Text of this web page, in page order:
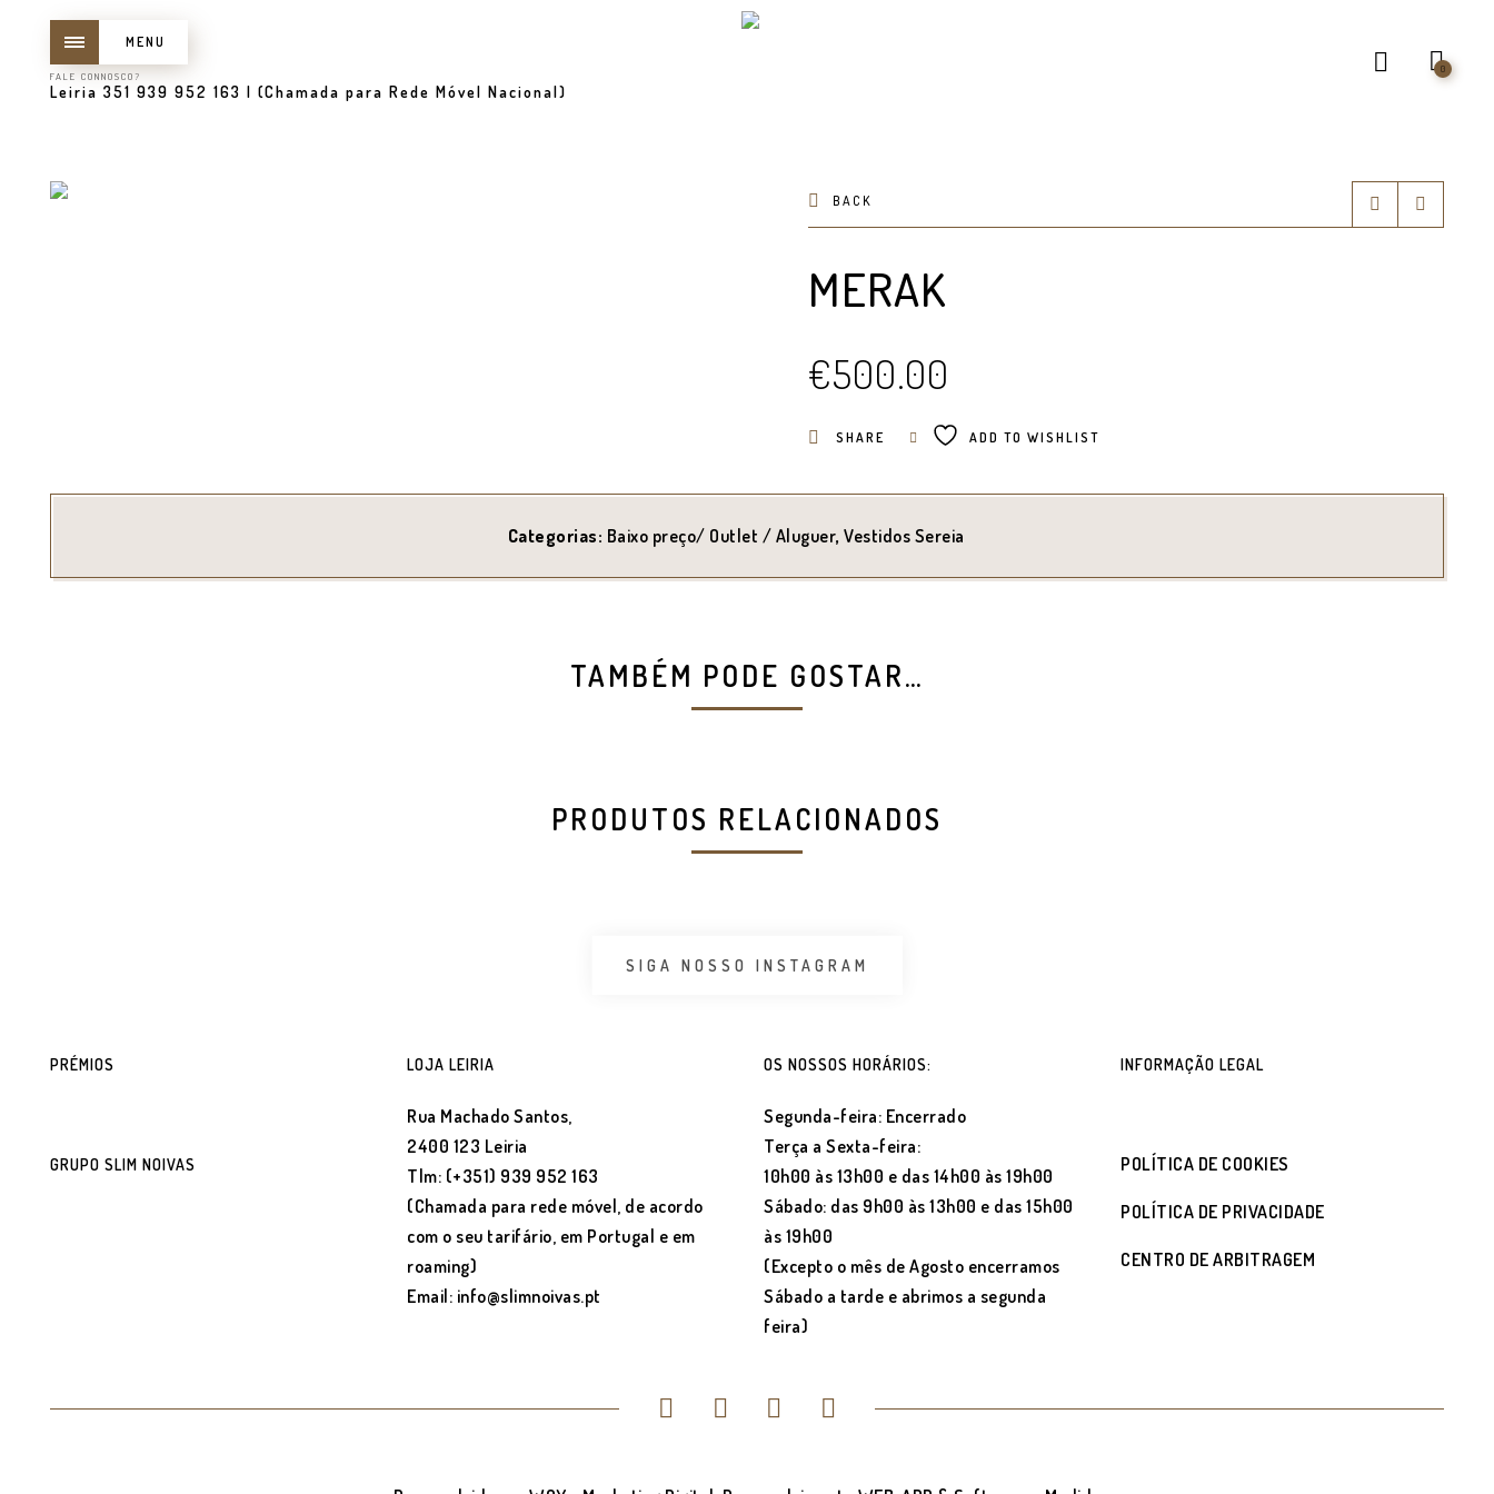
MENU
FALE CONNOSCO?
Leiria 351 939 952 163 | (Chamada para Rede Móvel Nacional)
0
BACK
MERAK
€500.00
SHARE ADD TO WISHLIST
Categorias: Baixo preço/ Outlet / Aluguer, Vestidos Sereia
TAMBÉM PODE GOSTAR…
PRODUTOS RELACIONADOS
SIGA NOSSO INSTAGRAM
PRÉMIOS
GRUPO SLIM NOIVAS
LOJA LEIRIA
Rua Machado Santos,
2400 123 Leiria
Tlm: (+351) 939 952 163
(Chamada para rede móvel, de acordo
com o seu tarifário, em Portugal e em
roaming)
Email: info@slimnoivas.pt
OS NOSSOS HORÁRIOS:
Segunda-feira: Encerrado
Terça a Sexta-feira:
10h00 às 13h00 e das 14h00 às 19h00
Sábado: das 9h00 às 13h00 e das 15h00
às 19h00
(Excepto o mês de Agosto encerramos
Sábado a tarde e abrimos a segunda
feira)
INFORMAÇÃO LEGAL
POLÍTICA DE COOKIES
POLÍTICA DE PRIVACIDADE
CENTRO DE ARBITRAGEM